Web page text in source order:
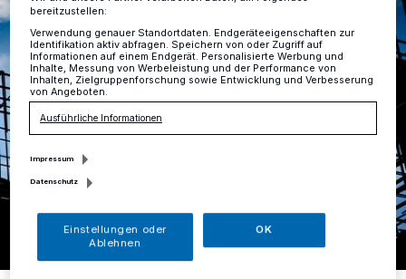
bereitzustellen:
Verwendung genauer Standortdaten. Endgeräteeigenschaften zur
Identifikation aktiv abfragen. Speichern von oder Zugriff auf
Informationen auf einem Endgerät. Personalisierte Werbung und
Inhalte, Messung von Werbeleistung und der Performance von
Inhalten, Zielgruppenforschung sowie Entwicklung und Verbesserung
von Angeboten.
Ausführliche Informationen
Impressum
Datenschutz
Einstellungen oder
Ablehnen
OK